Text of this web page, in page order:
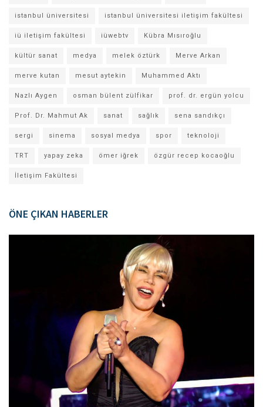
istanbul üniversitesi istanbul üniversitesi iletişim fakültesi
iü iletişim fakültesi iüwebtv Kübra Mısıroğlu
kültür sanat medya melek öztürk Merve Arkan
merve kutan mesut aytekin Muhammed Aktı
Nazlı Aygen osman bülent zülfikar prof. dr. ergün yolcu
Prof. Dr. Mahmut Ak sanat sağlık sena sandıkçı
sergi sinema sosyal medya spor teknoloji
TRT yapay zeka ömer iğrek özgür recep kocaoğlu
İletişim Fakültesi
ÖNE ÇIKAN HABERLER